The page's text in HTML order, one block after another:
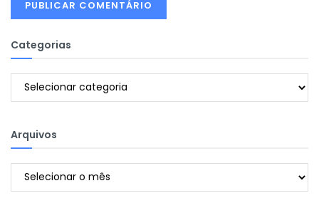
Categorias
Categorias
Arquivos
Arquivos